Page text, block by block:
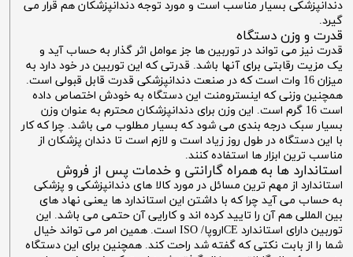
دندانپزشکی بسیار مناسب است و مورد توجه دندانپزشکان هم قرار می
گیرد.
قدرت و وزن دستگاه
قدرت نیز می تواند در توربین ها جز عوامل اثر گذار به حساب آید و
یک مزیت رقابتی برای آنها باشد. قدرتی که این توربین در خود دارد به
میزان 16 وات است که در صنعت دندانپزشکی قدرت قابل قبولی است.
همچنین وزنی که اینسترومنت این دستگاه به خودش اختصاص داده
است 16 گرم است. این وزن برای دندانپزشکان محترم به عنوان وزن
بسیار سبک درجه بندی می شود که بسیار مطلوب می باشد. چرا که کار
با این دستگاه در طول روز زیاد است و لازم است تا دندان پزشکان از
مناسب ترین ابزار ها استفاده کنند.
استاندارد ها به همراه گارانتی و خدمات پس از فروش
استاندارد از مهم ترین مسائل در مورد کالا های دندانپزشکی و پزشکی
به حساب می آید چرا که با داشتن این استاندارد ها یعنی نهاد های
بین المللی هم آن را تایید کرده اند و کارایی آن حتمی می باشد. این
توربین دارای استاندارد CEاروپا/ ISO است. همین امر می تواند خیال
شما را از بابت نکتی که گفته شد راحت کند. همچنین برای این دستگاه